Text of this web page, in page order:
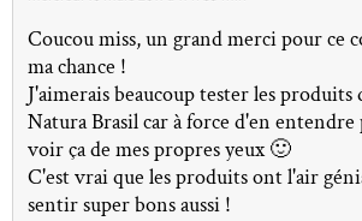
Coucou miss, un grand merci pour ce
ma chance !
J'aimerais beaucoup tester les produits
Natura Brasil car à force d'en
voir ça de mes propres yeux 🙂
C'est vrai que les produits ont l'air
sentir super bons aussi !